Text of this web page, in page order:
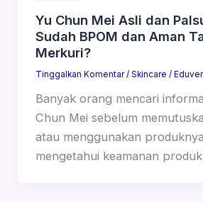
Yu Chun Mei Asli dan
Sudah BPOM dan Aman
Merkuri?
Tinggalkan Komentar / Skincare /
Banyak orang mencari
Chun Mei sebelum
atau menggunakan
mengetahui keamanan